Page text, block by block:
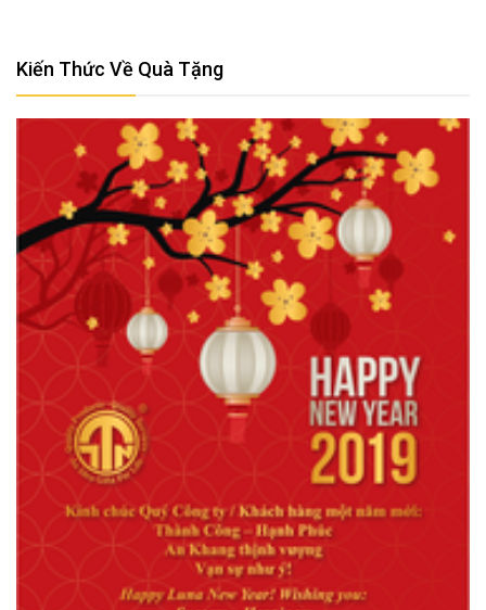
Kiến Thức Về Quà Tặng